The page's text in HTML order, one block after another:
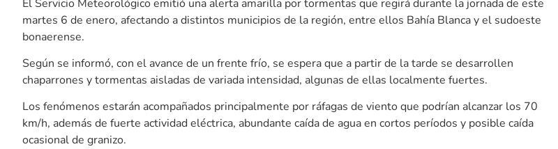
El Servicio Meteorológico emitió una alerta amarilla por tormentas que regirá durante la jornada de este
martes 6 de enero, afectando a distintos municipios de la región, entre ellos Bahía Blanca y el sudoeste
bonaerense.
Según se informó, con el avance de un frente frío, se espera que a partir de la tarde se desarrollen
chaparrones y tormentas aisladas de variada intensidad, algunas de ellas localmente fuertes.
Los fenómenos estarán acompañados principalmente por ráfagas de viento que podrían alcanzar los 70
km/h, además de fuerte actividad eléctrica, abundante caída de agua en cortos períodos y posible caída
ocasional de granizo.